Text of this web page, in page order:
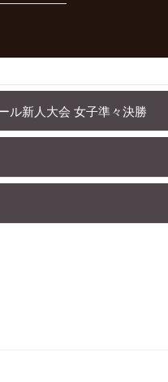
ル新人大会 女子準々決勝